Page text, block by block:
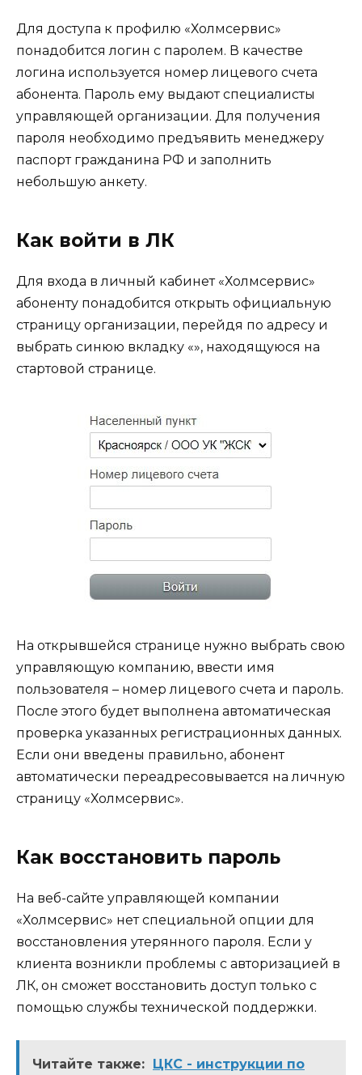
Для доступа к профилю «Холмсервис»
понадобится логин с паролем. В качестве
логина используется номер лицевого счета
абонента. Пароль ему выдают специалисты
управляющей организации. Для получения
пароля необходимо предъявить менеджеру
паспорт гражданина РФ и заполнить
небольшую анкету.
Как войти в ЛК
Для входа в личный кабинет «Холмсервис»
абоненту понадобится открыть официальную
страницу организации, перейдя по адресу и
выбрать синюю вкладку «», находящуюся на
стартовой странице.
На открывшейся странице нужно выбрать свою
управляющую компанию, ввести имя
пользователя – номер лицевого счета и пароль.
После этого будет выполнена автоматическая
проверка указанных регистрационных данных.
Если они введены правильно, абонент
автоматически переадресовывается на личную
страницу «Холмсервис».
Как восстановить пароль
На веб-сайте управляющей компании
«Холмсервис» нет специальной опции для
восстановления утерянного пароля. Если у
клиента возникли проблемы с авторизацией в
ЛК, он сможет восстановить доступ только с
помощью службы технической поддержки.
Читайте также: ЦКС - инструкции по